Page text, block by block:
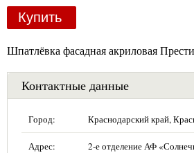
Купить
Шпатлёвка фасадная акриловая
Контактные данные
Город: Краснодарский край,
Адрес: 2-е отделение АФ